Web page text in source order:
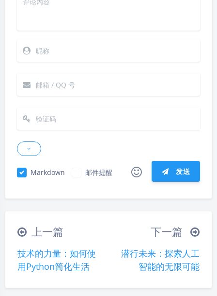
Markdown 邮件提醒 发送
|´・ω・)ノ ヾ(≧∇≦*)ゝ
(☆ω☆)
∠( ᐛ 」∠)＿
୧(๑•̀⌄•́๑)૭
(ノ°ο°)ノ
(´இ皿இ｀)
⌇●﹏●⌇
(ฅ´ω`ฅ)
(╯°A°)╯︵○○○
φ(￣∇￣o)
上一篇
技术的力量：如何使
用Python简化生活
下一篇
潜行未来：探索人工
智能的无限可能